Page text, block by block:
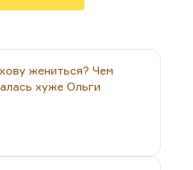
жениться? Чем
хуже Ольги